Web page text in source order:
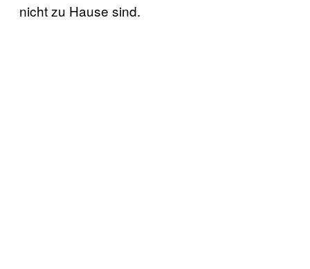
nicht zu Hause sind.